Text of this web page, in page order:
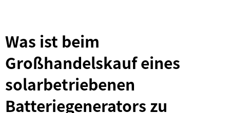
Was ist beim
Großhandelskauf eines
solarbetriebenen
Batteriegenerators zu